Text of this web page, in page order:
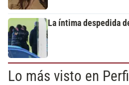
La íntima despedida
Lo más visto en Perfil